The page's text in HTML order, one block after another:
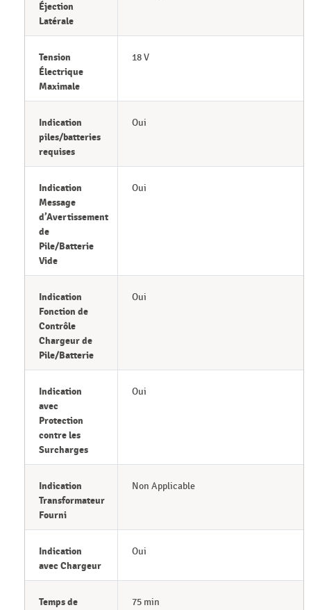
Éjection
Latérale
Tension
Électrique
Maximale
18 V
Indication
piles/batteries
requises
Oui
Indication
Message
d’Avertissement
de
Pile/Batterie
Vide
Oui
Indication
Fonction de
Contrôle
Chargeur de
Pile/Batterie
Oui
Indication
avec
Protection
contre les
Surcharges
Oui
Indication
Transformateur
Fourni
Non Applicable
Indication
avec Chargeur
Oui
Temps de
75 min